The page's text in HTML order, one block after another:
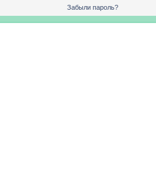
Забыли пароль?